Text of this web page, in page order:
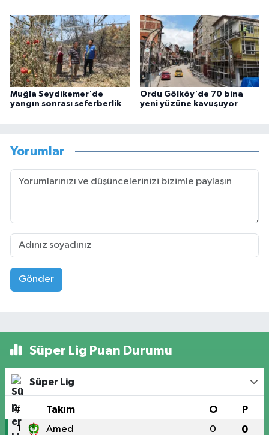
Muğla Seydikemer'de
yangın sonrası seferberlik
Ordu Gölköy'de 70 bina
yeni yüzüne kavuşuyor
Yorumlar
Gönder
Süper Lig Puan Durumu
Süper Lig
# Takım O P
1 Amed 0 0